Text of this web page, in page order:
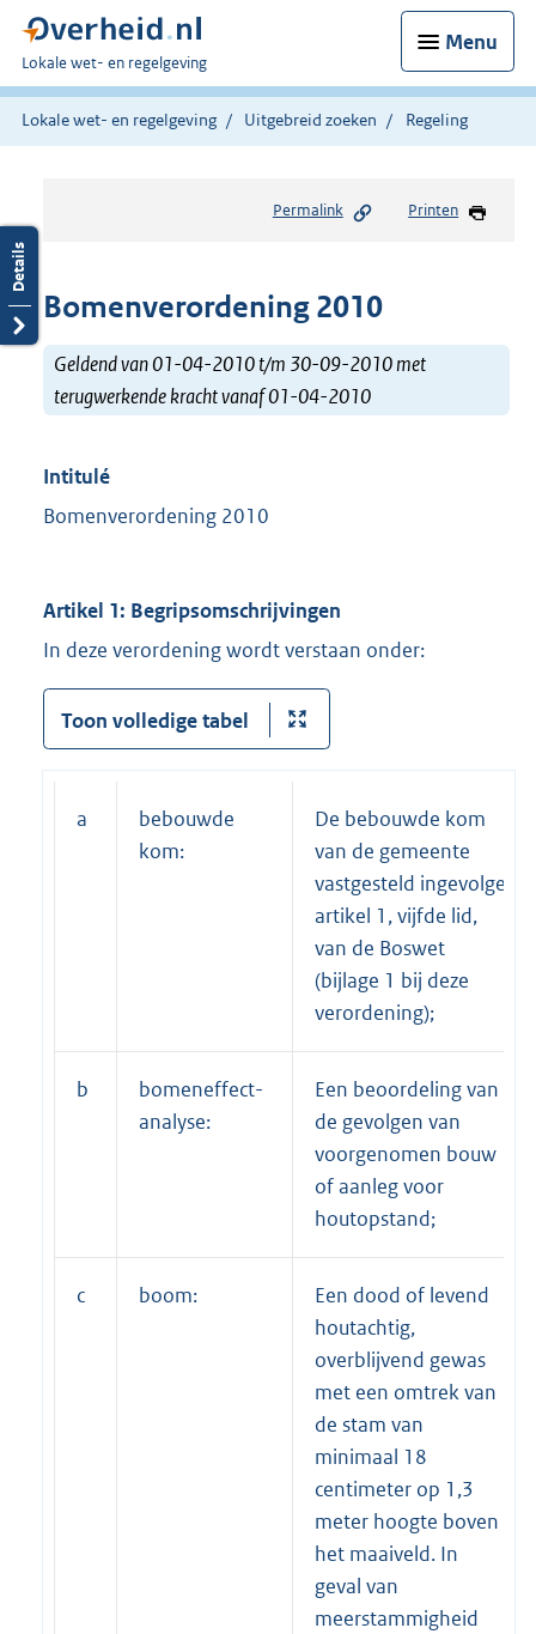
Menu
U
bent
hier:
Lokale wet- en regelgeving
Lokale wet- en regelgeving Uitgebreid zoeken Regeling
Permalink Printen
Bomenverordening 2010
Geldend van 01-04-2010 t/m 30-09-2010 met
terugwerkende kracht vanaf 01-04-2010
Intitulé
Bomenverordening 2010
Artikel 1: Begripsomschrijvingen
In deze verordening wordt verstaan onder:
Toon volledige tabel
a
bebouwde
kom:
De bebouwde kom
van de gemeente
vastgesteld ingevolge
artikel 1, vijfde lid,
van de Boswet
(bijlage 1 bij deze
verordening);
b
bomeneffect-
analyse:
Een beoordeling van
de gevolgen van
voorgenomen bouw
of aanleg voor
houtopstand;
c boom:
Een dood of levend
houtachtig,
overblijvend gewas
met een omtrek van
de stam van
minimaal 18
centimeter op 1,3
meter hoogte boven
het maaiveld. In
geval van
meerstammigheid